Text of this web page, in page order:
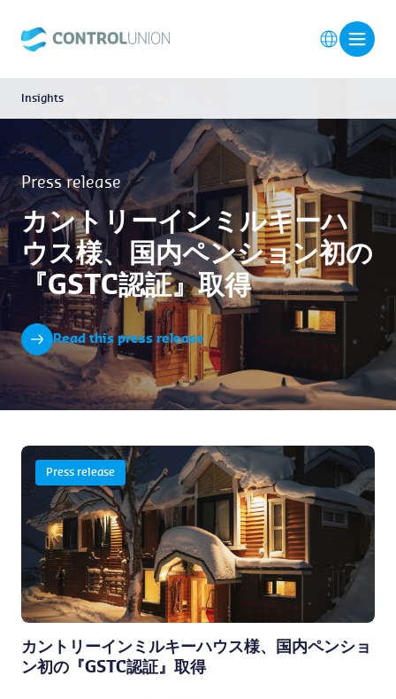
Insights
Press release
カントリーインミルキーハ
ウス様、国内ペンション初の
『GSTC認証』取得
Read this press release
Press release
カントリーインミルキーハウス様、国内ペンショ
ン初の『GSTC認証』取得